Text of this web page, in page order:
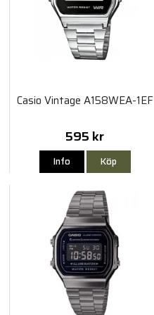
Casio Vintage A158WEA-1EF
595 kr
Info Köp